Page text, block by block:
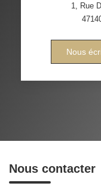
1, Rue
Nous
Nous contacter